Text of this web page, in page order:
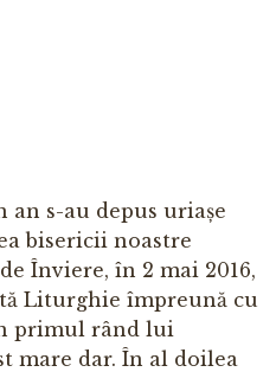
an s-au depus uriașe
bisericii noastre
Înviere, în 2 mai 2016,
Liturghie împreună cu
primul rând lui
mare dar. În al doilea